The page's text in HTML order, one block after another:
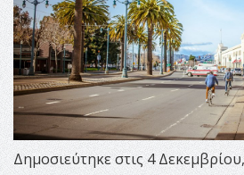
Δημοσιεύτηκε στις 4